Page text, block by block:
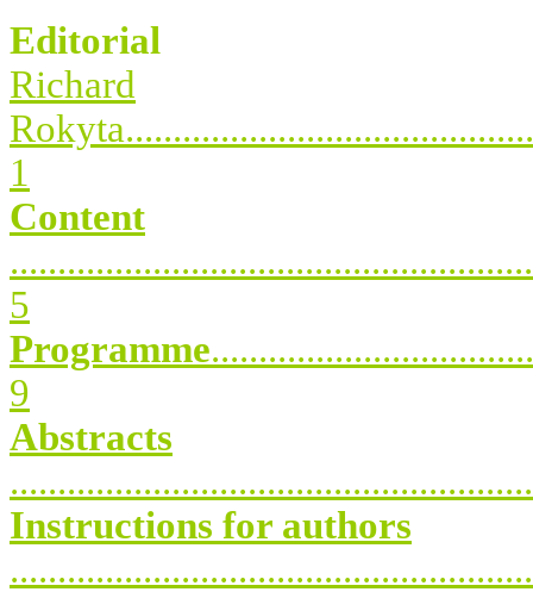
Editorial
Richard
1
Content
5
Programme
9
Abstracts
Instructions for authors